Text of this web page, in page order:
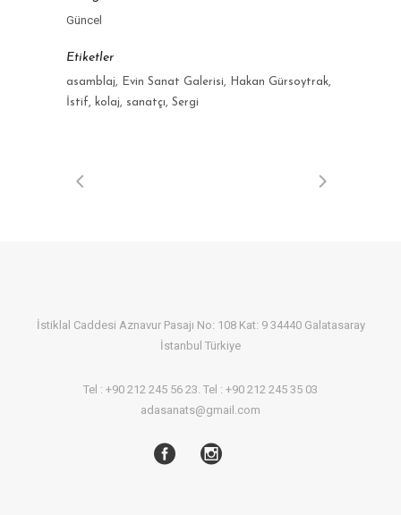
Güncel
Etiketler
asamblaj, Evin Sanat Galerisi, Hakan Gürsoytrak,
İstif, kolaj, sanatçı, Sergi
İstiklal Caddesi Aznavur Pasajı No: 108 Kat: 9 34440 Galatasaray
İstanbul Türkiye
Tel : +90 212 245 56 23. Tel : +90 212 245 35 03
adasanats@gmail.com